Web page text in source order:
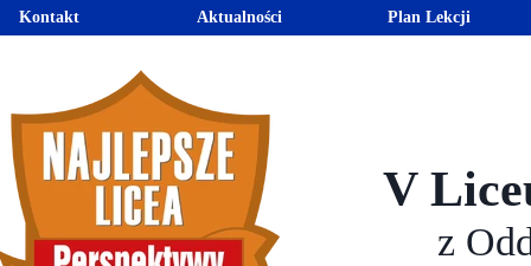
V
z
Plan Lekcji
Aktualności
Kontakt